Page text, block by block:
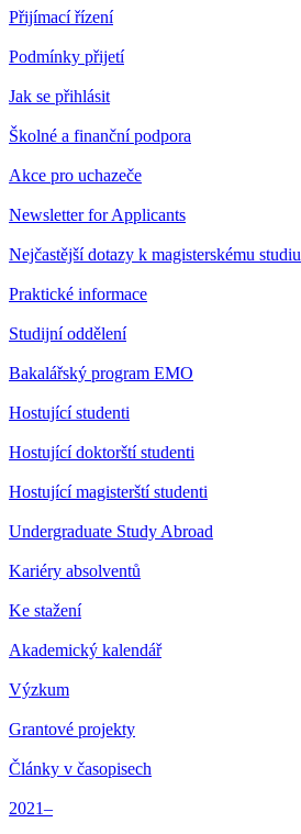
Přijímací řízení
Podmínky přijetí
Jak se přihlásit
Školné a finanční podpora
Akce pro uchazeče
Newsletter for Applicants
Nejčastější dotazy k magisterskému studiu
Praktické informace
Studijní oddělení
Bakalářský program EMO
Hostující studenti
Hostující doktorští studenti
Hostující magisterští studenti
Undergraduate Study Abroad
Kariéry absolventů
Ke stažení
Akademický kalendář
Výzkum
Grantové projekty
Články v časopisech
2021–